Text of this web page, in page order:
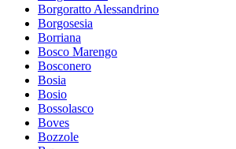
Borgoratto Alessandrino
Borgosesia
Borriana
Bosco Marengo
Bosconero
Bosia
Bosio
Bossolasco
Boves
Bozzole